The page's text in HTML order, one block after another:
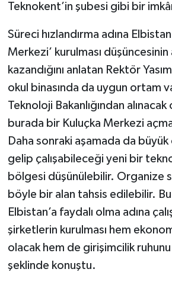
Teknokent’in şubesi gibi bir
Süreci hızlandırma adına
Merkezi’ kurulması düşüncesinin
kazandığını anlatan Rektör
okul binasında da uygun ortam
Teknoloji Bakanlığından
burada bir Kuluçka Merkezi
Daha sonraki aşamada da büyük
gelip çalışabileceği yeni bir
bölgesi düşünülebilir. Organize
böyle bir alan tahsis edilebilir.
Elbistan’a faydalı olma adına
şirketlerin kurulması hem
olacak hem de girişimcilik ruhunu
şeklinde konuştu.